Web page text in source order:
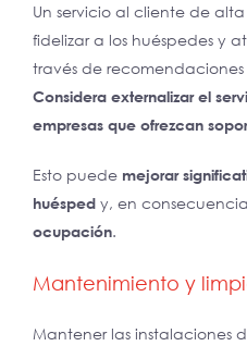
Un servicio al cliente de
fidelizar a los huéspedes y
través de recomendaciones
Considera externalizar el
empresas que ofrezcan
Esto puede mejorar
huésped y, en
ocupación.
Mantenimiento y
Mantener las instalaciones